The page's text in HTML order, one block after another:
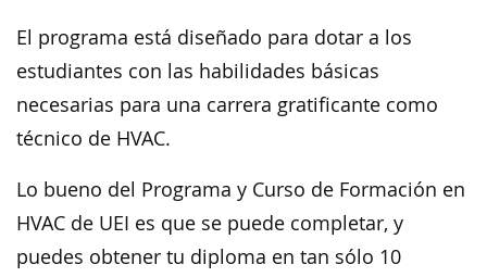
El programa está diseñado para dotar a los
estudiantes con las habilidades básicas
necesarias para una carrera gratificante como
técnico de HVAC.
Lo bueno del Programa y Curso de Formación en
HVAC de UEI es que se puede completar, y
puedes obtener tu diploma en tan sólo 10